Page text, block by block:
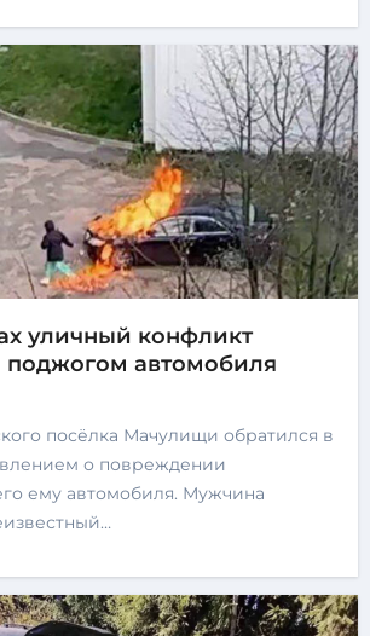
уличный конфликт
поджогом автомобиля
о повреждении
ему автомобиля. Мужчина